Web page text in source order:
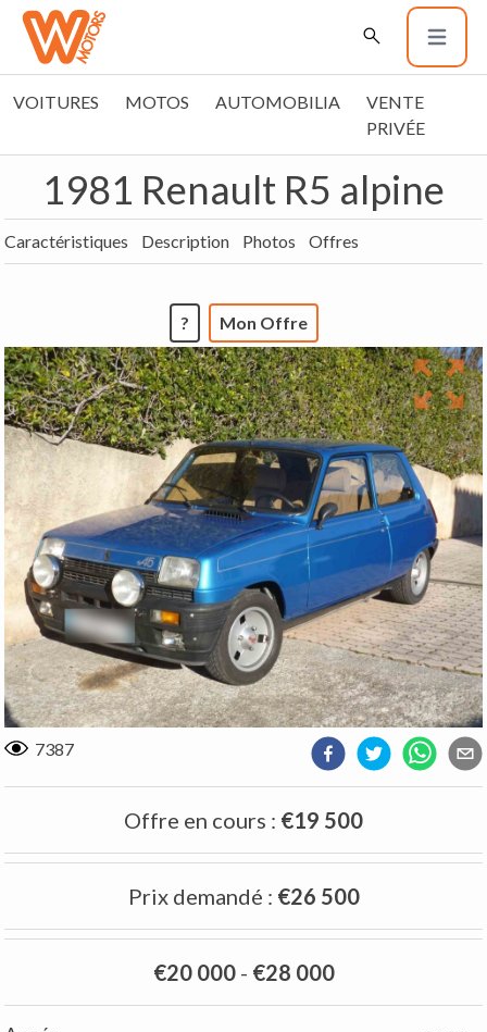
VOITURES MOTOS AUTOMOBILIA
VENTE
PRIVÉE
1981 Renault R5 alpine
Caractéristiques Description Photos Offres
? Mon Offre
7387
Offre en cours : €19 500
Prix demandé : €26 500
€20 000- €28 000